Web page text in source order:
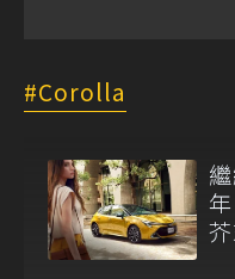
Corolla